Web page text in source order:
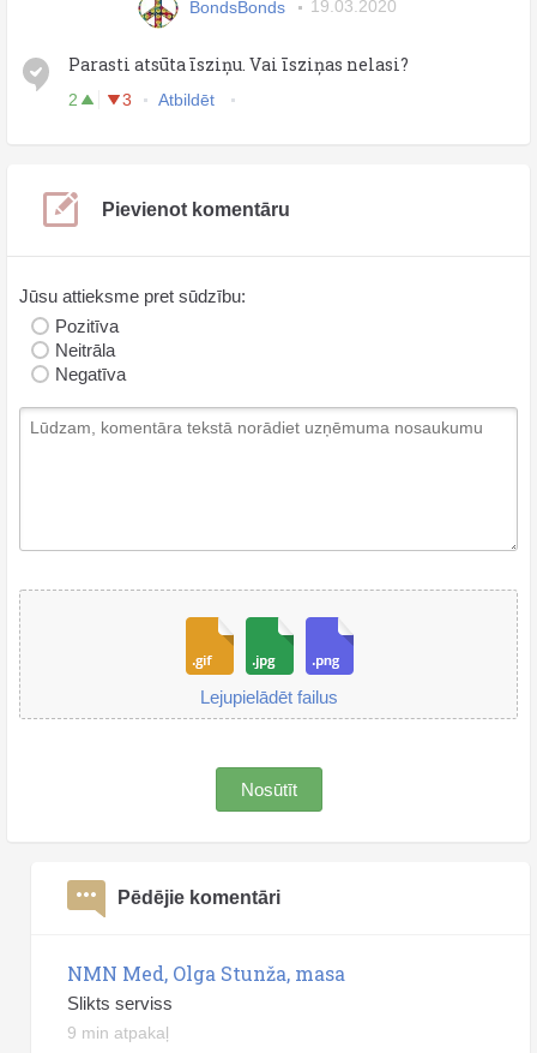
BondsBonds 19.03.2020
Parasti atsūta īsziņu. Vai īsziņas nelasi?
2 3 Atbildēt
Pievienot komentāru
Jūsu attieksme pret sūdzību:
Pozitīva
Neitrāla
Negatīva
Lejupielādēt failus
Nosūtīt
Pēdējie komentāri
NMN Med, Olga Stunža, masa
Slikts serviss
9 min atpakaļ